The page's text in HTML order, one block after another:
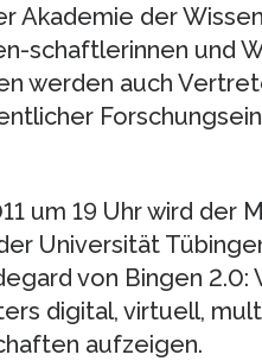
Akademie der
schaftlerinnen und
werden auch
um 19 Uhr wird der
Universität
von Bingen 2.0:
digital, virtuell,
aufzeigen.